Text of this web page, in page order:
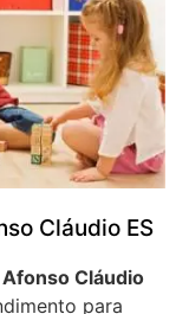
Cláudio ES
Cláudio
para